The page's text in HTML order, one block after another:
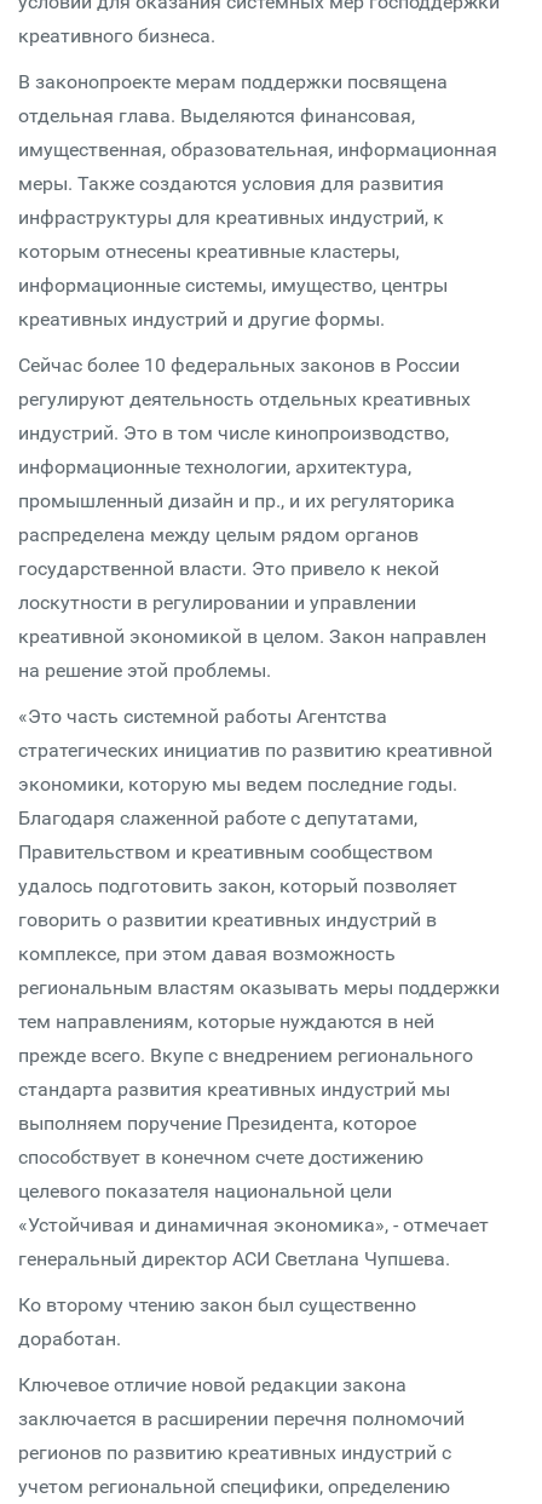
креативного бизнеса.
В законопроекте мерам поддержки посвящена
отдельная глава. Выделяются финансовая,
имущественная, образовательная, информационная
меры. Также создаются условия для развития
инфраструктуры для креативных индустрий, к
которым отнесены креативные кластеры,
информационные системы, имущество, центры
креативных индустрий и другие формы.
Сейчас более 10 федеральных законов в России
регулируют деятельность отдельных креативных
индустрий. Это в том числе кинопроизводство,
информационные технологии, архитектура,
промышленный дизайн и пр., и их регуляторика
распределена между целым рядом органов
государственной власти. Это привело к некой
лоскутности в регулировании и управлении
креативной экономикой в целом. Закон направлен
на решение этой проблемы.
«Это часть системной работы Агентства
стратегических инициатив по развитию креативной
экономики, которую мы ведем последние годы.
Благодаря слаженной работе с депутатами,
Правительством и креативным сообществом
удалось подготовить закон, который позволяет
говорить о развитии креативных индустрий в
комплексе, при этом давая возможность
региональным властям оказывать меры поддержки
тем направлениям, которые нуждаются в ней
прежде всего. Вкупе с внедрением регионального
стандарта развития креативных индустрий мы
выполняем поручение Президента, которое
способствует в конечном счете достижению
целевого показателя национальной цели
«Устойчивая и динамичная экономика», - отмечает
генеральный директор АСИ Светлана Чупшева.
Ко второму чтению закон был существенно
доработан.
Ключевое отличие новой редакции закона
заключается в расширении перечня полномочий
регионов по развитию креативных индустрий с
учетом региональной специфики, определению